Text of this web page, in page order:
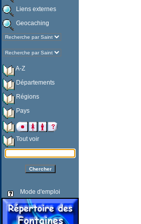
Liens externes
Geocaching
A-Z
Départements
Régions
Pays
Tout voir
Mode d'emploi